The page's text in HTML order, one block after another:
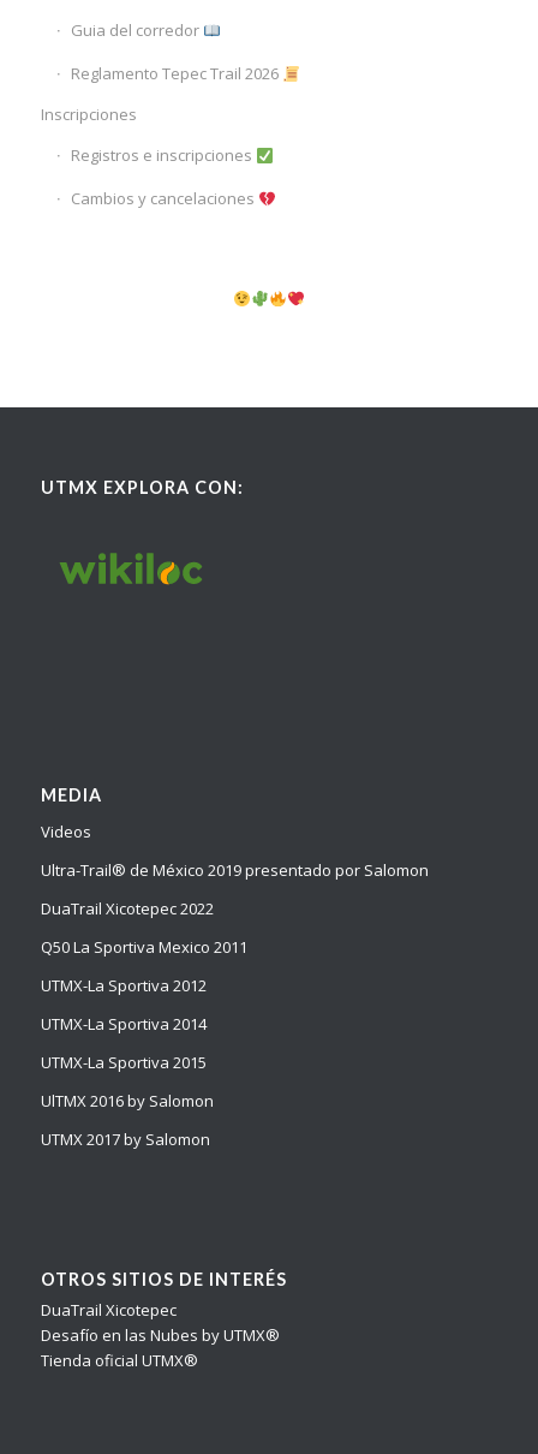
Guia del corredor
Reglamento Tepec Trail 2026
Inscripciones
Registros e inscripciones
Cambios y cancelaciones
UTMX EXPLORA CON:
MEDIA
Videos
Ultra-Trail® de México 2019 presentado por Salomon
DuaTrail Xicotepec 2022
Q50 La Sportiva Mexico 2011
UTMX-La Sportiva 2012
UTMX-La Sportiva 2014
UTMX-La Sportiva 2015
UlTMX 2016 by Salomon
UTMX 2017 by Salomon
OTROS SITIOS DE INTERÉS
DuaTrail Xicotepec
Desafío en las Nubes by UTMX®
Tienda oficial UTMX®